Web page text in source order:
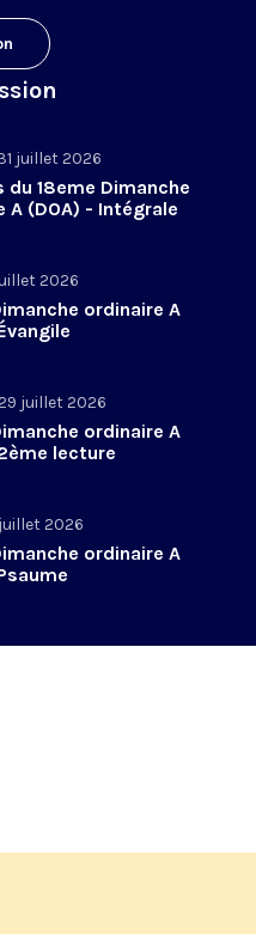
juillet 2026
du 18eme Dimanche
A (DOA) - Intégrale
2026
ordinaire A
juillet 2026
ordinaire A
lecture
2026
ordinaire A